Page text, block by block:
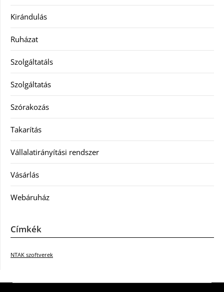
Kirándulás
Ruházat
Szolgáltatáls
Szolgáltatás
Szórakozás
Takarítás
Vállalatirányítási rendszer
Vásárlás
Webáruház
Címkék
NTAK szoftverek